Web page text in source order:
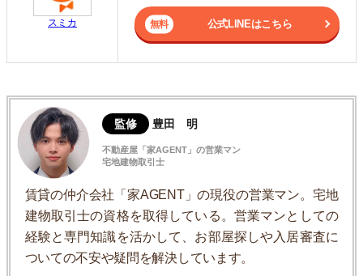
スミカ 公式LINEはこちら
監修 豊田 明
不動産屋「家AGENT」の営業マン
宅地建物取引士
賃貸の仲介会社「家AGENT」の現役の営業マン。宅地
建物取引士の資格を取得している。営業マンとしての
経験と専門知識を活かして、お部屋探しや入居審査に
ついての不安や疑問を解決しています。